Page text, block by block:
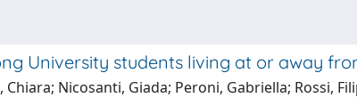
University students living at or away
Nicosanti, Giada; Peroni, Gabriella; Rossi,